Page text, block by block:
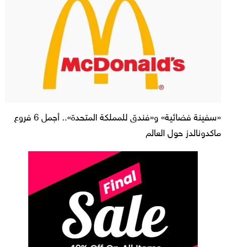
«سفينة فضائية» و«فندق للمملكة المتحدة».. أجمل 6 فروع
ماكدونالدز حول العالم